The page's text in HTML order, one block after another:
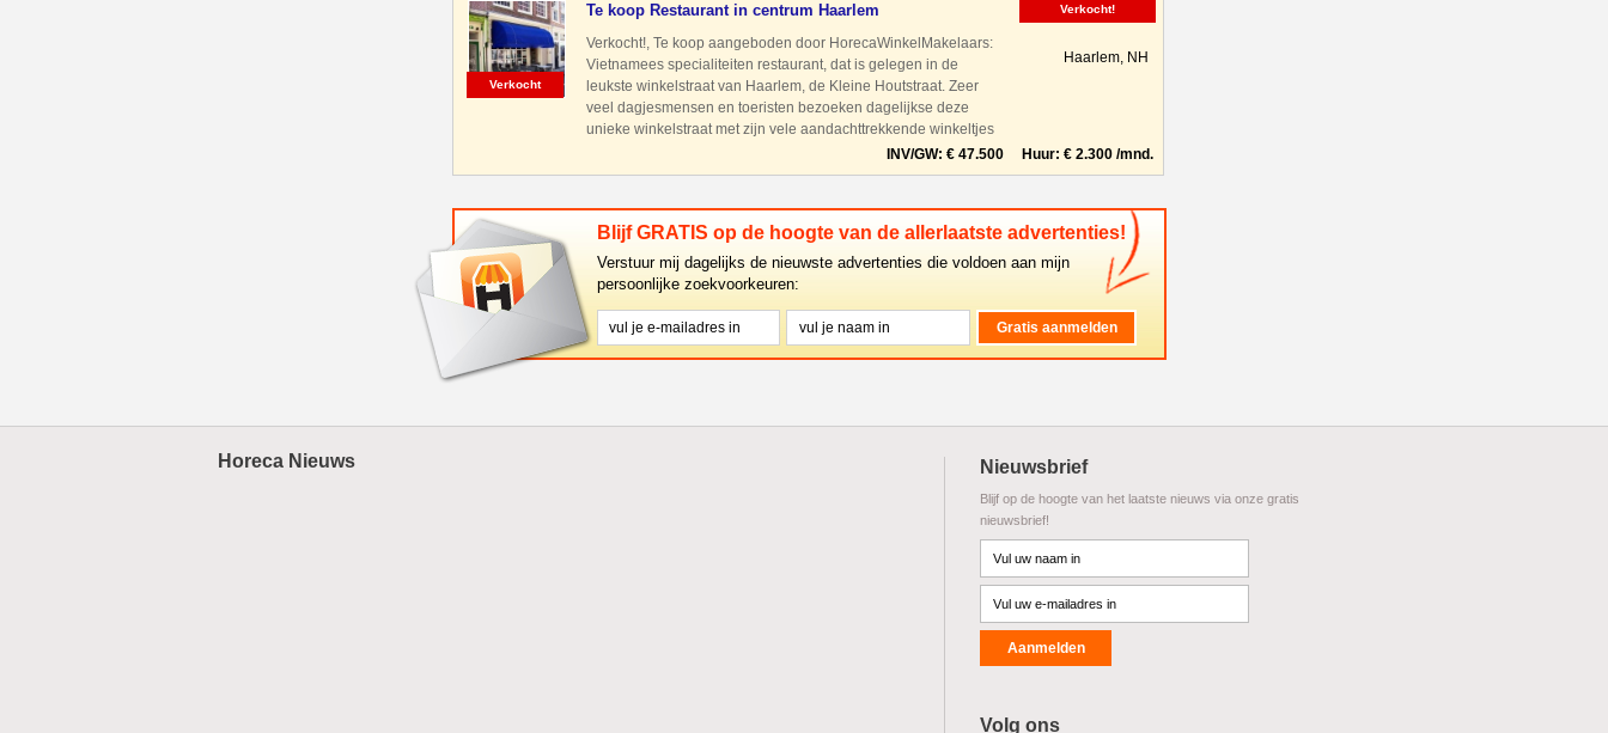
Verkocht
Te koop Restaurant in centrum Haarlem
Verkocht!, Te koop aangeboden door HorecaWinkelMakelaars:
Vietnamees specialiteiten restaurant, dat is gelegen in de
leukste winkelstraat van Haarlem, de Kleine Houtstraat. Zeer
veel dagjesmensen en toeristen bezoeken dagelijkse deze
unieke winkelstraat met zijn vele aandachttrekkende winkeltjes
en horecazaken. Ook met auto prima bereikbaar dankzij
Haarlem, NH
INV/GW: € 47.500 Huur: € 2.300 /mnd.
Verkocht!
Blijf GRATIS op de hoogte van de allerlaatste advertenties!
Verstuur mij dagelijks de nieuwste advertenties die voldoen aan mijn
persoonlijke zoekvoorkeuren:
Horeca Nieuws Nieuwsbrief
Blijf op de hoogte van het laatste nieuws via onze gratis
nieuwsbrief!
Volg ons